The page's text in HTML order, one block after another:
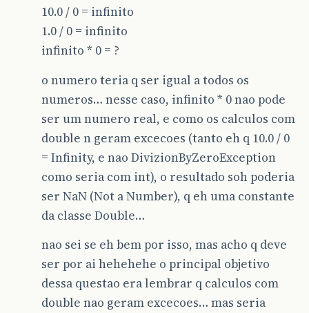
10.0 / 0 = infinito
1.0 / 0 = infinito
infinito * 0 = ?
o numero teria q ser igual a todos os
numeros… nesse caso, infinito * 0 nao pode
ser um numero real, e como os calculos com
double n geram excecoes (tanto eh q 10.0 / 0
= Infinity, e nao DivizionByZeroException
como seria com int), o resultado soh poderia
ser NaN (Not a Number), q eh uma constante
da classe Double…
nao sei se eh bem por isso, mas acho q deve
ser por ai hehehehe o principal objetivo
dessa questao era lembrar q calculos com
double nao geram excecoes… mas seria